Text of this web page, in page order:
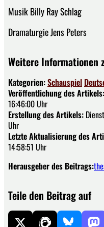
Musik Billy Ray Schlag
Dramaturgie Jens Peters
Weitere Informationen
Kategorien:Schauspiel
Veröffentlichung des Artikels:
16:46:00 Uhr
Erstellung des Artikels:
Uhr
Letzte Aktualisierung des
14:58:51 Uhr
Herausgeber des Beitrags:
Teile den Beitrag auf